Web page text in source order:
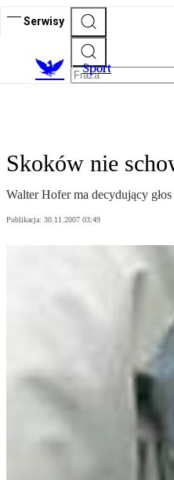
Serwisy
Sport
Skoków nie
Walter Hofer ma decydujący
Publikacja: 30.11.2007 03:49